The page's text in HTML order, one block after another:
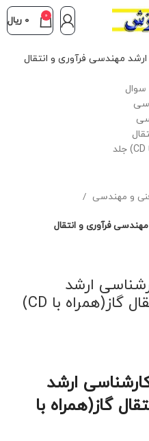
0
0 ریال
و مهندسی
فرآوری و انتقال
ارشد
مهندسی فرآوری و انتقال گاز(همراه با CD)
ارشد
گاز(همراه با